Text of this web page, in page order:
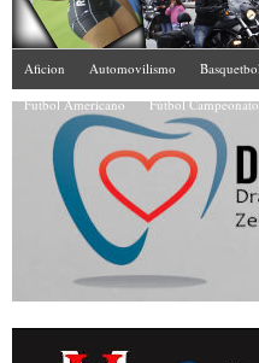
Aficion Automovilismo
Futbol Americano
Fútbol